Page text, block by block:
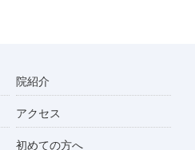
院紹介
アクセス
初めての方へ